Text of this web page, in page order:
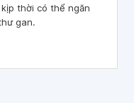
thời có thể ngăn
gan.